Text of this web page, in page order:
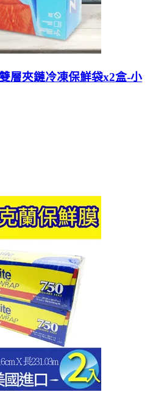
層夾鏈冷凍保鮮袋x2盒-小